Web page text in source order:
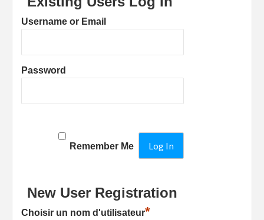
Username or Email
Password
Remember Me
New User Registration
Choisir un nom d'utilisateur*